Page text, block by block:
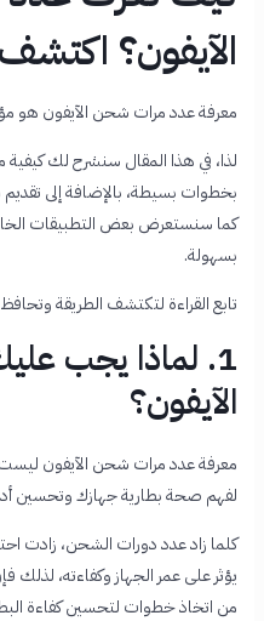
الآيفون؟
معرفة عدد مرات شحن الآيفون هو
لذا، في هذا المقال سنشرح لك
بخطوات بسيطة، بالإضافة إلى
كما سنستعرض بعض التطبيقات
بسهولة.
تابع القراءة لتكتشف الطريقة
1. لماذا يجب
الآيفون؟
معرفة عدد مرات شحن الآيفون
لفهم صحة بطارية جهازك وتحسين
كلما زاد عدد دورات الشحن، زادت
يؤثر على عمر الجهاز وكفاءته،
من اتخاذ خطوات لتحسين كفاءة